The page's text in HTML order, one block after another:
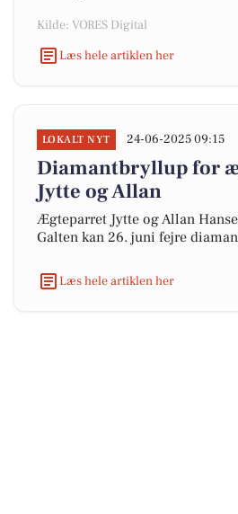
Kilde: VORES Digital
Læs hele artiklen her
LOKALT NYT 24-06-2025 09:15
Diamantbryllup for
Jytte og Allan
Ægteparret Jytte og Allan
Galten kan 26. juni fejre
Læs hele artiklen her